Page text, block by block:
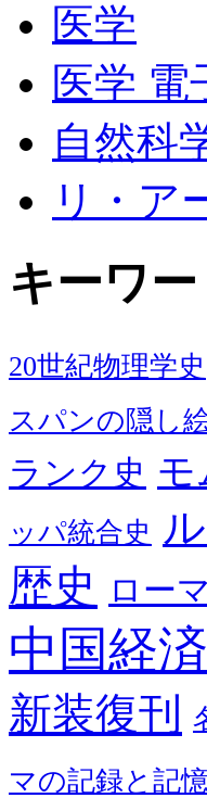
医学
医学 電
自然科
リ・ア
キーワ
20世紀物理学史
スパンの隠し
ランク史 モ
ッパ統合史
歴史 ロー
中国経済
新装復刊
マの記録と記憶